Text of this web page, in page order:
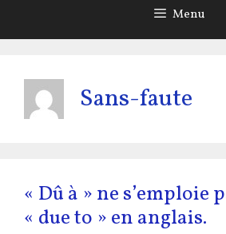
Menu
Sans-faute
« Dû à » ne s’emploie
« due to » en anglais.